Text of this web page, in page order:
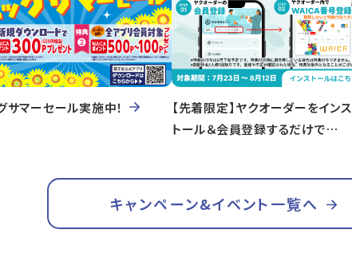
サマーセール実施中！
【先着限定】ヤクオーダーをインス
トール＆会員登録するだけで
キャンペーン&イベント一覧へ